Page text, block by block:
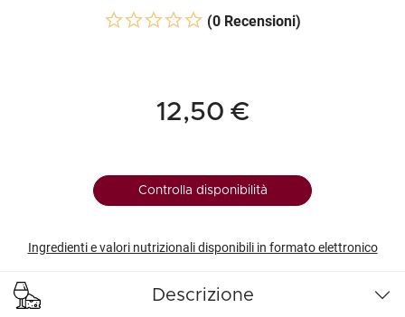
(0 Recensioni)
12,50 €
Controlla disponibilità
Ingredienti e valori nutrizionali disponibili in formato elettronico
Descrizione